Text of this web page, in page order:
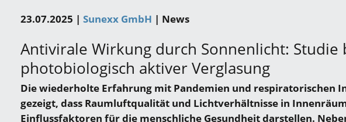
23.07.2025 | Sunexx GmbH | News
Antivirale Wirkung durch Sonnenlicht: Studie
photobiologisch aktiver Verglasung
Die wiederholte Erfahrung mit Pandemien und respiratorischen
gezeigt, dass Raumluftqualität und Lichtverhältnisse in
Einflussfaktoren für die menschliche Gesundheit darstellen.